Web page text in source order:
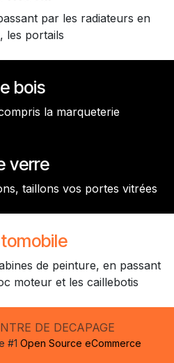
par les radiateurs en
les portails
bois
la marqueterie
verre
taillons vos portes vitrées
de peinture, en passant
moteur et les caillebotis
DE DECAPAGE
#1Open Source eCommerce